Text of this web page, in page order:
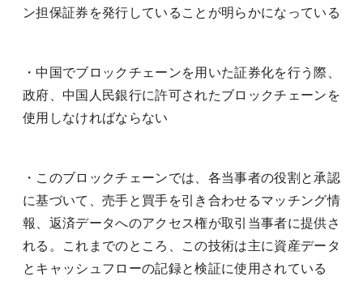
ン担保証券を発行していることが明らかになっている
・中国でブロックチェーンを用いた証券化を行う際、
政府、中国人民銀行に許可されたブロックチェーンを
使用しなければならない
・このブロックチェーンでは、各当事者の役割と承認
に基づいて、売手と買手を引き合わせるマッチング情
報、返済データへのアクセス権が取引当事者に提供さ
れる。これまでのところ、この技術は主に資産データ
とキャッシュフローの記録と検証に使用されている